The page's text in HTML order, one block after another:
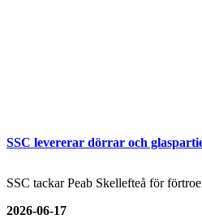
SSC levererar dörrar och
SSC tackar Peab Skellefteå för
2026-06-17